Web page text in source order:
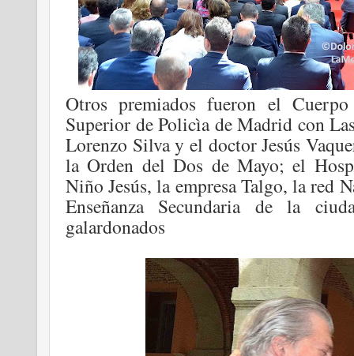
Otros premiados fueron el
Superior de Policìa de Madrid con
Lorenzo Silva y el doctor Jesús
la Orden del Dos de Mayo; el
Niño Jesús, la empresa Talgo, la red
Enseñanza Secundaria de la
galardonados